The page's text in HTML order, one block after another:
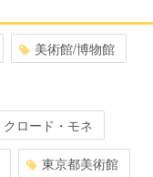
美術館/博物館
クロード・モネ
東京都美術館